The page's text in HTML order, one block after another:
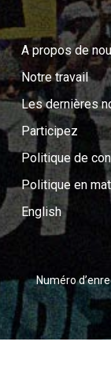
A propos de
Notre travail
Les dernières
Participez
Politique de
Politique en
English
Numéro